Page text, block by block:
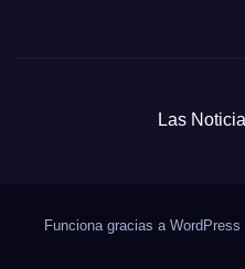
Las
Funciona gracias a WordPress